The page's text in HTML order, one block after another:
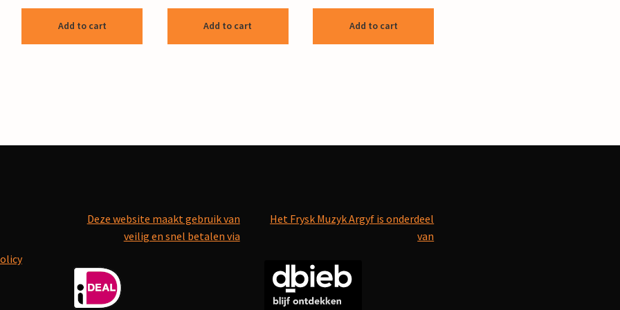
Add to cart Add to cart Add to cart
Deze website maakt gebruik van
veilig en snel betalen via
Het Frysk Muzyk Argyf is onderdeel
van